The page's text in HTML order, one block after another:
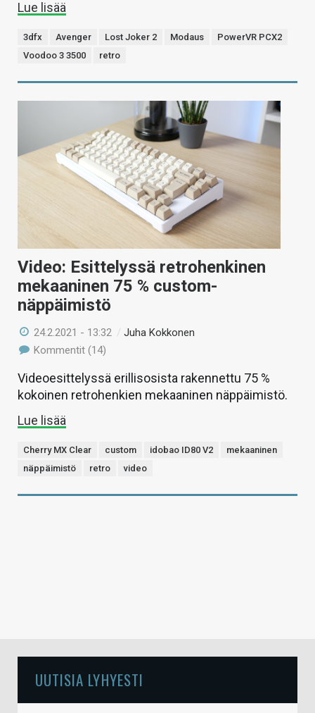
Lue lisää
3dfx Avenger Lost Joker 2 Modaus
PowerVR PCX2
Voodoo 3 3500
retro
Video: Esittelyssä retrohenkinen
mekaaninen 75 % custom-
näppäimistö
24.2.2021 - 13:32 /Juha Kokkonen
Kommentit (14)
Videoesittelyssä erillisosista rakennettu 75 %
kokoinen retrohenkien mekaaninen näppäimistö.
Lue lisää
Cherry MX Clear custom idobao ID80 V2
mekaaninen
näppäimistö
retro video
UUTISIA LYHYESTI